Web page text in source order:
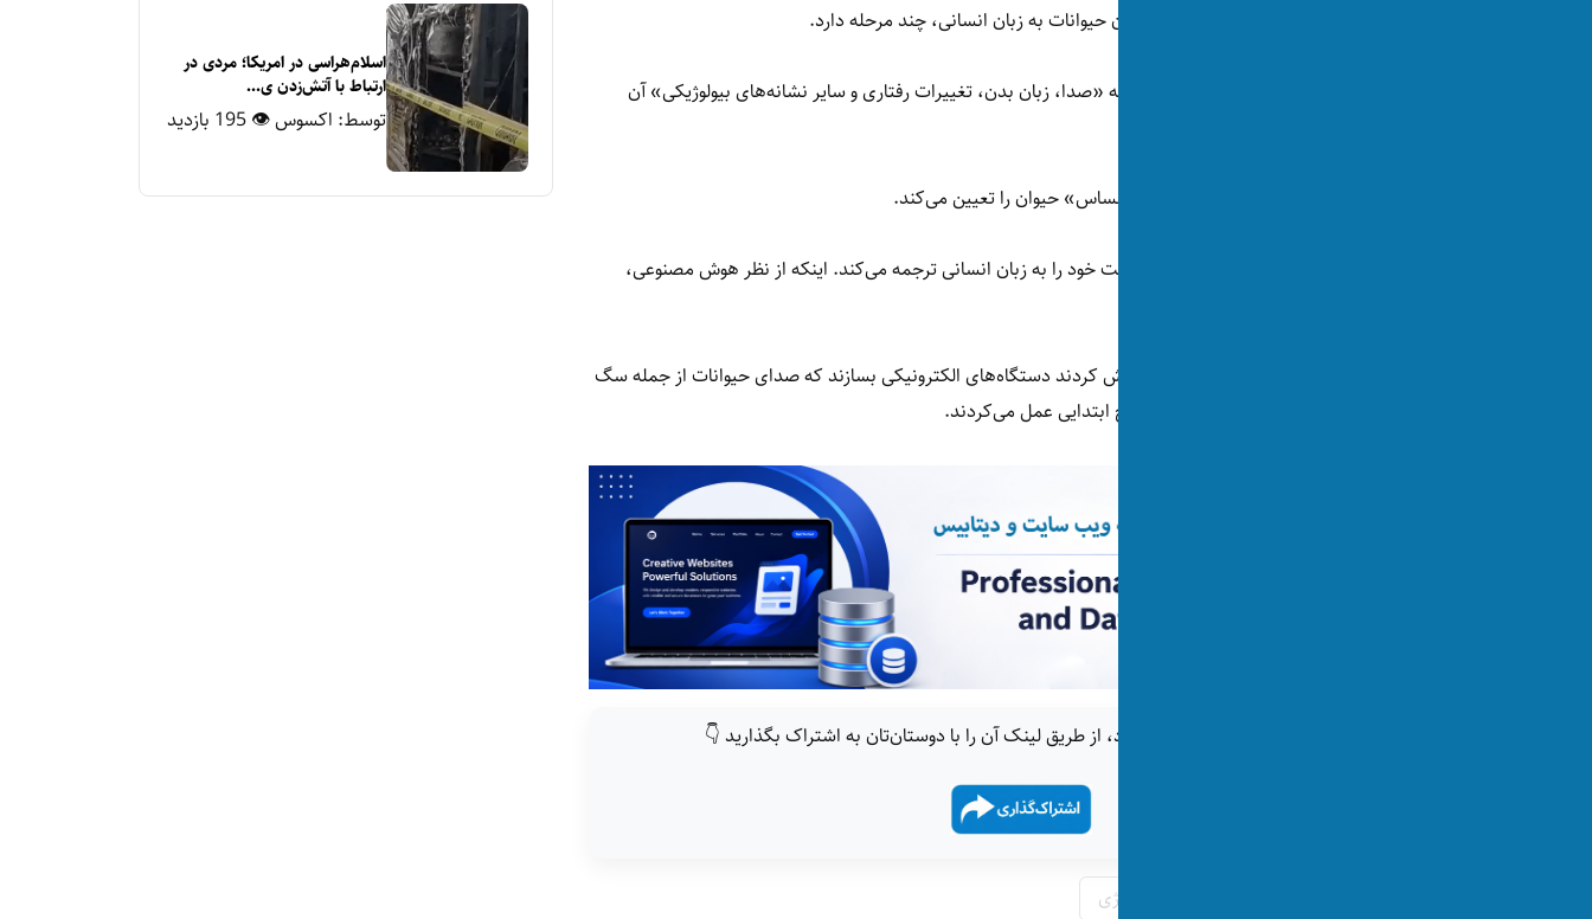
بایدو در وبسایتش نوشته است که ترجمه‌ی زبان حیوانات به زبان انسانی، چند مرحله دارد.
ابتدا انواع مختلف داده‌ها از یک حیوان، از جمله «صدا، زبان بدن، تغییرات رفتاری و سایر نشانه‌های بیولوژیکی» آن
سپس داده‌ها تجزیه و تحلیل می‌شود و نوع «احساس» حیوان را تعیین می‌کند.
در مرحله بعدی، هوش مصنوعی نتیجه‌ی برداشت خود را به زبان انسانی ترجمه می‌کند. اینکه از نظر هوش مصنوعی،
پیش از این شرکت‌هایی در جاپان و اروپا نیز تلاش کردند دستگاه‌های الکترونیکی بسازند که صدای حیوانات از جمله سگ
و گربه را ترجمه کند. اما این دستگاه‌ها در سطح ابتدایی عمل می‌کردند.
اگر این خبر برای شما جالب بود، از طریق لینک آن را با دوستان‌تان به اشتراک بگذارید 👇
تکنولوژی
اسلام‌هراسی در امریکا؛ مردی در
ارتباط با آتش‌زدن ی...
توسط: اکسوس👁 195 بازدید